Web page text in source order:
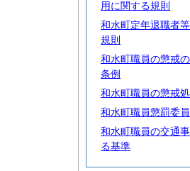
用に関する規則
和水町定年退職者
規則
和水町職員の懲戒
条例
和水町職員の懲戒
和水町職員懲罰委
和水町職員の交通
る基準